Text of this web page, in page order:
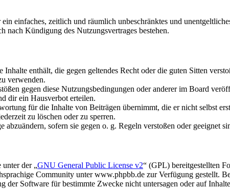
einfaches, zeitlich und räumlich unbeschränktes und
nach Kündigung des Nutzungsvertrages bestehen.
enthält, die gegen geltendes Recht oder die guten Sitten
verwenden.
gegen diese Nutzungsbedingungen oder anderer im Board
dir ein Hausverbot erteilen.
für die Inhalte von Beiträgen übernimmt, die er nicht selbst
zu löschen oder zu sperren.
abzuändern, sofern sie gegen o. g. Regeln verstoßen oder geeignet
unter der „GNU General Public License v2“ (GPL) bereitgestellten
Community unter www.phpbb.de zur Verfügung gestellt.
der Software für bestimmte Zwecke nicht untersagen oder auf